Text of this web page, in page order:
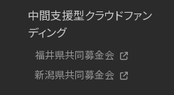
中間支援型クラウドファン
ディング
福井県共同募金会
新潟県共同募金会